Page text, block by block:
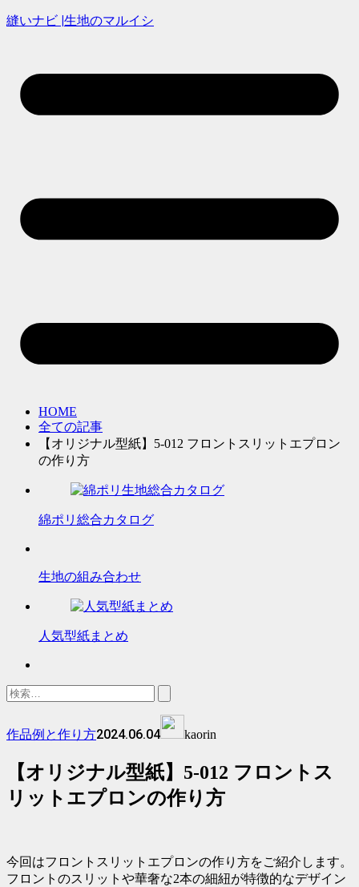
縫いナビ |生地のマルイシ
HOME
全ての記事
【オリジナル型紙】5-012 フロントスリットエプロン
の作り方
綿ポリ総合カタログ
生地の組み合わせ
人気型紙まとめ
検
作品例と作り方2024.06.04 kaorin
【オリジナル型紙】5-012 フロントス
リットエプロンの作り方
今回はフロントスリットエプロンの作り方をご紹介します。
フロントのスリットや華奢な2本の細紐が特徴的なデザイン